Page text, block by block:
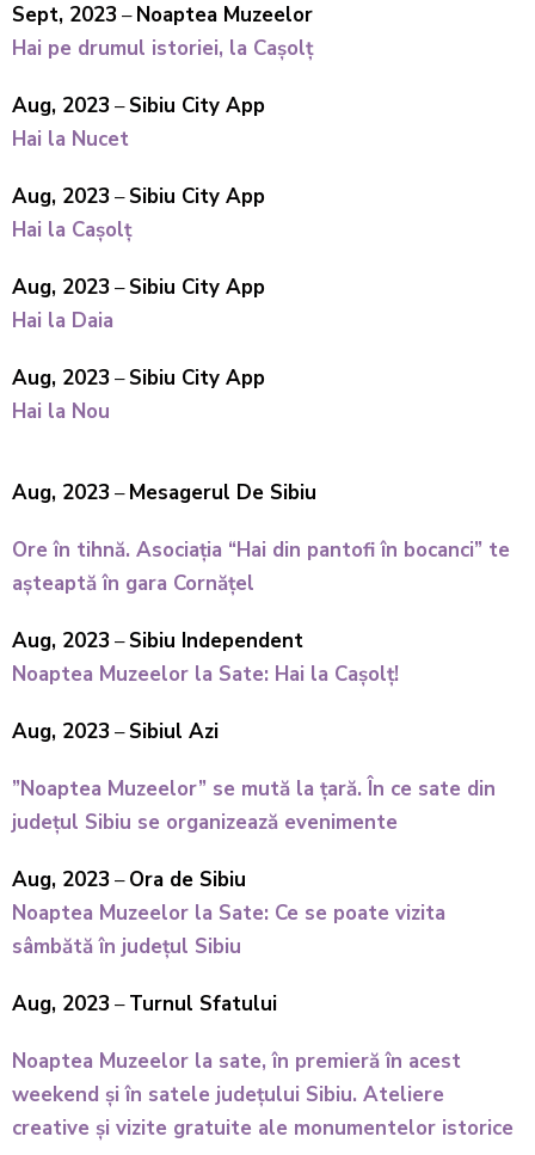
Sept, 2023 –Noaptea Muzeelor
Hai pe drumul istoriei, la Cașolț
Aug, 2023 –Sibiu City App
Hai la Nucet
Aug, 2023 –Sibiu City App
Hai la Cașolț
Aug, 2023 –Sibiu City App
Hai la Daia
Aug, 2023 –Sibiu City App
Hai la Nou
Aug, 2023 –Mesagerul De Sibiu
Ore în tihnă. Asociația “Hai din pantofi în bocanci” te
așteaptă în gara Cornățel
Aug, 2023 –Sibiu Independent
Noaptea Muzeelor la Sate: Hai la Cașolț!
Aug, 2023 –Sibiul Azi
”Noaptea Muzeelor” se mută la țară. În ce sate din
județul Sibiu se organizează evenimente
Aug, 2023 –Ora de Sibiu
Noaptea Muzeelor la Sate: Ce se poate vizita
sâmbătă în județul Sibiu
Aug, 2023 –Turnul Sfatului
Noaptea Muzeelor la sate, în premieră în acest
weekend și în satele județului Sibiu. Ateliere
creative și vizite gratuite ale monumentelor istorice